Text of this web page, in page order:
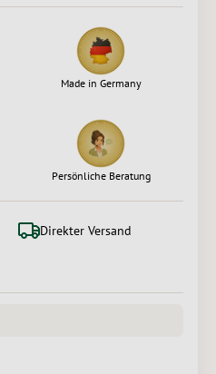
Made in Germany
Persönliche Beratung
Direkter Versand